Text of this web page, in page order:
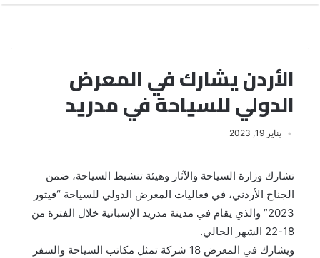
الأردن يشارك في المعرض
الدولي للسياحة في مدريد
يناير 19, 2023
تشارك وزارة السياحة والآثار وهيئة تنشيط السياحة، ضمن
الجناح الأردني، في فعاليات المعرض الدولي للسياحة “فيتور
2023” والذي يقام في مدينة مدريد الإسبانية خلال الفترة من
18-22 الشهر الحالي.
ويشارك في المعرض 18 شركة تمثل مكاتب السياحة والسفر